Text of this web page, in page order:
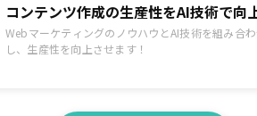
コンテンツ作成の生産性をAI技術で
WebマーケティングのノウハウとAI技術を組み合
し、生産性を向上させます！